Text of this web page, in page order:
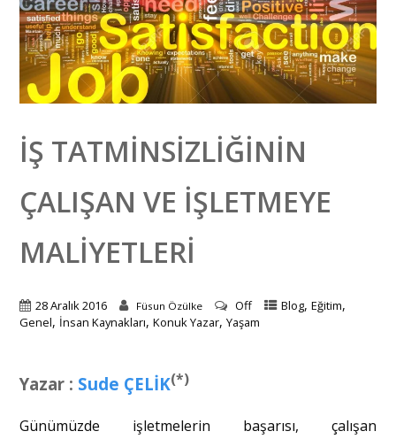
İŞ TATMINSIZLIĞININ
ÇALIŞAN VE İŞLETMEYE
MALIYETLERI
28 Aralık 2016 Füsun Özülke Off Blog, Eğitim,
Genel, İnsan Kaynakları, Konuk Yazar, Yaşam
Yazar : Sude ÇELİK(*)
Günümüzde işletmelerin başarısı, çalışan